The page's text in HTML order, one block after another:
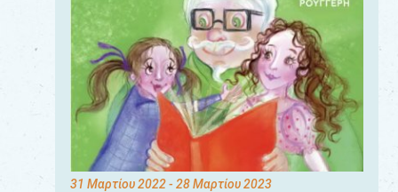
31 Μαρτίου 2022- 28 Μαρτίου 2023